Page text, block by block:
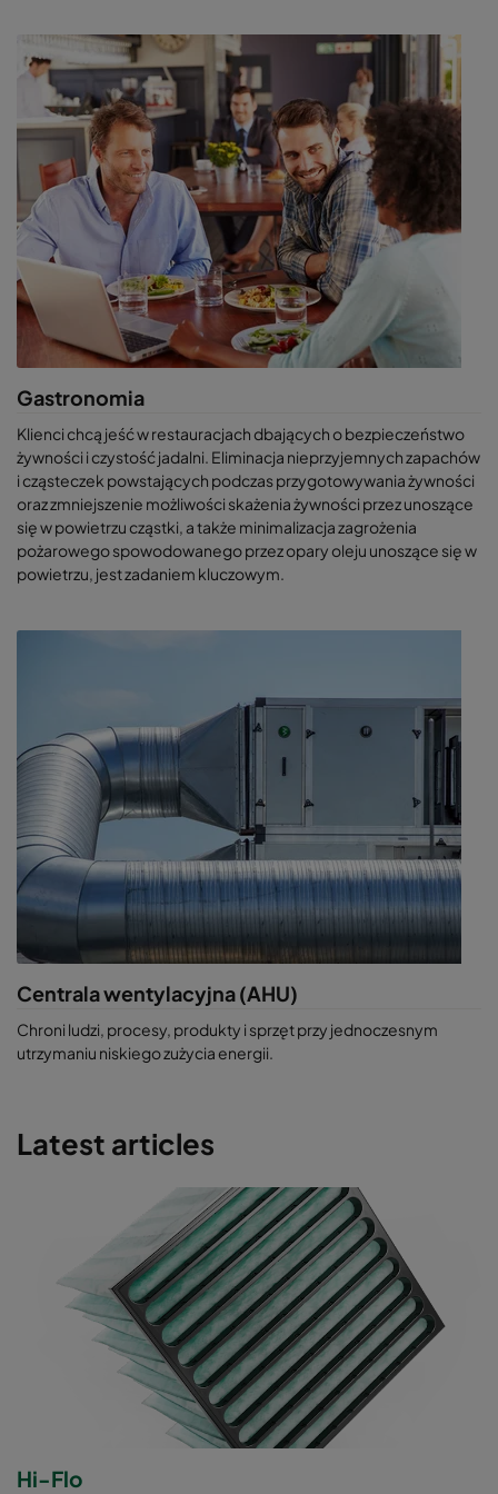
silników odrzutowych, a także nieprzyjemnymi zapachami
związanymi z innymi urządzeniami będącymi na lotnisku, jak
również z lotnymi związkami organicznymi. Filtry węglowe
charakteryzują się wysoką trwałością: po ich usunięciu mogą
być regenerowane i ponownie wykorzystane.
Gastronomia
Klienci chcą jeść w restauracjach dbających o bezpieczeństwo
żywności i czystość jadalni. Eliminacja nieprzyjemnych zapachów
i cząsteczek powstających podczas przygotowywania żywności
oraz zmniejszenie możliwości skażenia żywności przez unoszące
się w powietrzu cząstki, a także minimalizacja zagrożenia
pożarowego spowodowanego przez opary oleju unoszące się w
powietrzu, jest zadaniem kluczowym.
Centrala wentylacyjna (AHU)
Chroni ludzi, procesy, produkty i sprzęt przy jednoczesnym
utrzymaniu niskiego zużycia energii.
Latest articles
Hi-Flo